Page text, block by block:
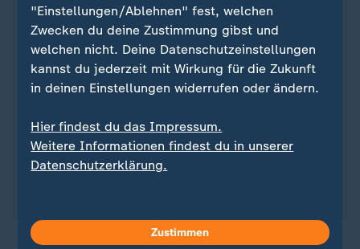
Sie wollen über Sport stets auf dem Laufenden
bleiben? Dann ist unser sportstudio-WhatsApp-
Channel genau das Richtige für Sie. Egal ob
morgens zum Kaffee, mittags zum Lunch oder zum
Feierabend - erhalten Sie
direkt auf Ihr Smartphone. Melden Sie sich hier
ganz einfach für unseren WhatsApp-Channel an:
sportstudio-WhatsApp-Channel
"Einstellungen/Ablehnen" fest, welchen
Zwecken du deine Zustimmung gibst und
welchen nicht. Deine Datenschutzeinstellungen
kannst du jederzeit mit Wirkung für die Zukunft
in deinen Einstellungen widerrufen oder ändern.
Hier findest du das Impressum.
Weitere Informationen findest du in unserer
Datenschutzerklärung.
Zustimmen